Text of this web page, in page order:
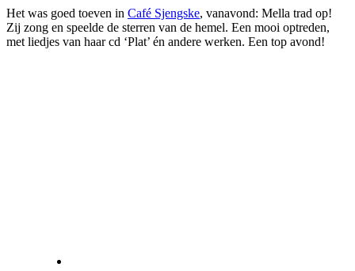
Het was goed toeven in Café Sjengske, vanavond: Mella trad op!
Zij zong en speelde de sterren van de hemel. Een mooi optreden,
met liedjes van haar cd ‘Plat’ én andere werken. Een top avond!